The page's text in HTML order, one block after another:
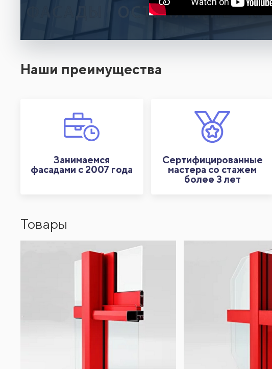
Наши преимущества
Занимаемся
фасадами с 2007 года
Сертифицированные
мастера со стажем
более 3 лет
Товары